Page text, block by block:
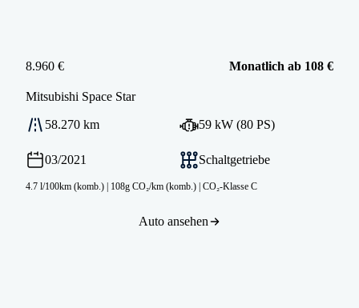
8.960 € Monatlich ab 108 €
Mitsubishi Space Star
58.270 km 59 kW (80 PS)
03/2021 Schaltgetriebe
4.7 l/100km (komb.) | 108g CO₂/km (komb.) | CO₂-Klasse C
Auto ansehen